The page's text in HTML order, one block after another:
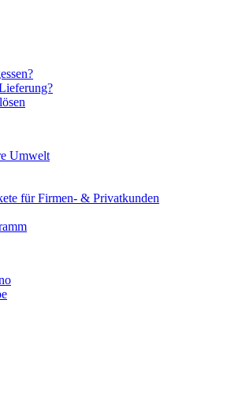
Umwelt
für Firmen- & Privatkunden